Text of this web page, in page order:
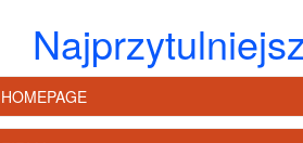
HOMEPAGE